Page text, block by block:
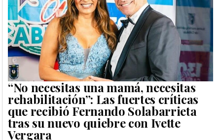
“No necesitas una mamá, necesitas
rehabilitación”: Las fuertes críticas
que recibió Fernando Solabarrieta
tras su nuevo quiebre con Ivette
Vergara